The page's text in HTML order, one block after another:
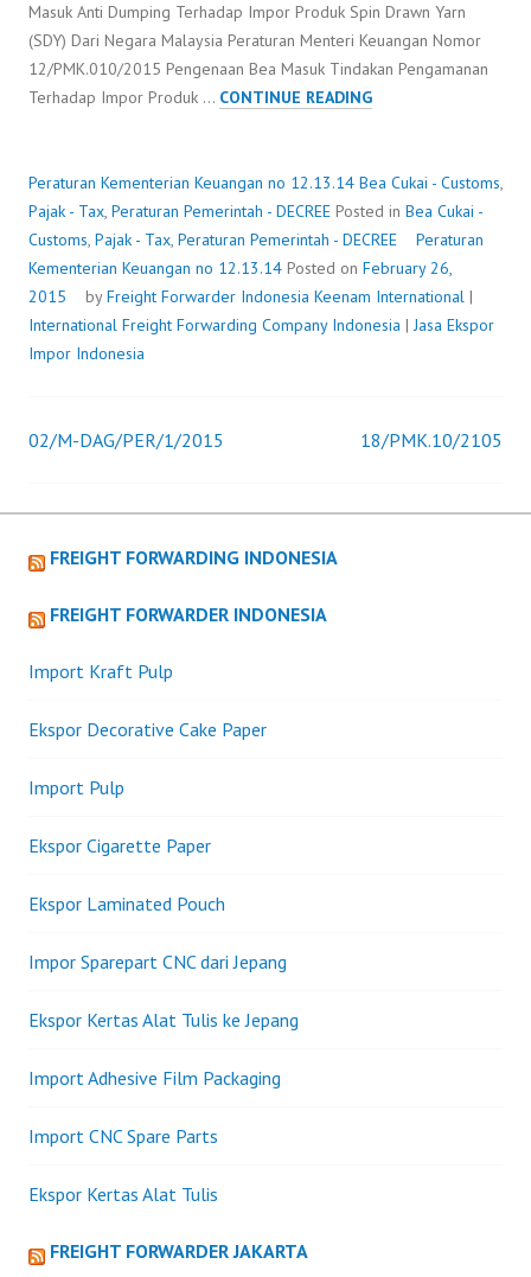
Masuk Anti Dumping Terhadap Impor Produk Spin Drawn Yarn
(SDY) Dari Negara Malaysia Peraturan Menteri Keuangan Nomor
12/PMK.010/2015 Pengenaan Bea Masuk Tindakan Pengamanan
Terhadap Impor Produk … CONTINUE READINGPERATURAN
NO
12.13.14
Peraturan Kementerian Keuangan no 12.13.14 Bea Cukai - Customs,
Pajak - Tax, Peraturan Pemerintah - DECREE Posted in Bea Cukai -
Customs, Pajak - Tax, Peraturan Pemerintah - DECREE
Peraturan
Kementerian Keuangan no 12.13.14 Posted on February 26,
2015
byFreight Forwarder Indonesia Keenam International |
International Freight Forwarding Company Indonesia |Jasa Ekspor
Impor Indonesia
Post
navigation
02/M-DAG/PER/1/2015 18/PMK.10/2105
FREIGHT FORWARDING INDONESIA
FREIGHT FORWARDER INDONESIA
Import Kraft Pulp
Ekspor Decorative Cake Paper
Import Pulp
Ekspor Cigarette Paper
Ekspor Laminated Pouch
Impor Sparepart CNC dari Jepang
Ekspor Kertas Alat Tulis ke Jepang
Import Adhesive Film Packaging
Import CNC Spare Parts
Ekspor Kertas Alat Tulis
FREIGHT FORWARDER JAKARTA